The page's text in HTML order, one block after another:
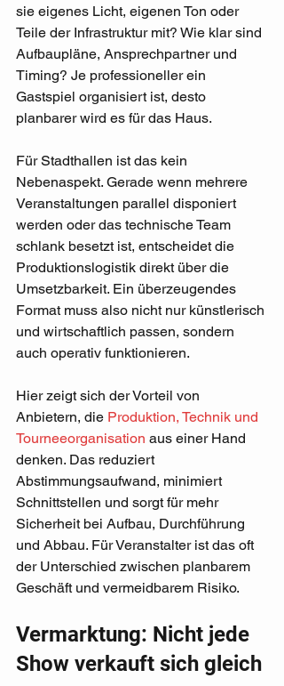
sie eigenes Licht, eigenen Ton oder
Teile der Infrastruktur mit? Wie klar sind
Aufbaupläne, Ansprechpartner und
Timing? Je professioneller ein
Gastspiel organisiert ist, desto
planbarer wird es für das Haus.
Für Stadthallen ist das kein
Nebenaspekt. Gerade wenn mehrere
Veranstaltungen parallel disponiert
werden oder das technische Team
schlank besetzt ist, entscheidet die
Produktionslogistik direkt über die
Umsetzbarkeit. Ein überzeugendes
Format muss also nicht nur künstlerisch
und wirtschaftlich passen, sondern
auch operativ funktionieren.
Hier zeigt sich der Vorteil von
Anbietern, die Produktion, Technik und
Tourneeorganisation aus einer Hand
denken. Das reduziert
Abstimmungsaufwand, minimiert
Schnittstellen und sorgt für mehr
Sicherheit bei Aufbau, Durchführung
und Abbau. Für Veranstalter ist das oft
der Unterschied zwischen planbarem
Geschäft und vermeidbarem Risiko.
Vermarktung: Nicht jede
Show verkauft sich gleich